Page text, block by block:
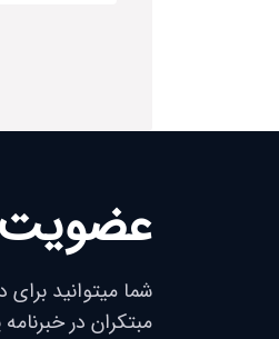
عضویت
شما میتوانید
مبتکران در